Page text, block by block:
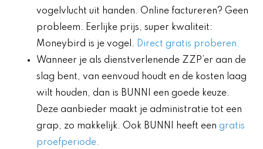
vogelvlucht uit handen. Online factureren? Geen
probleem. Eerlijke prijs, super kwaliteit:
Moneybird is je vogel. Direct gratis proberen.
Wanneer je als dienstverlenende ZZP’er aan de
slag bent, van eenvoud houdt en de kosten laag
wilt houden, dan is BUNNI een goede keuze.
Deze aanbieder maakt je administratie tot een
grap, zo makkelijk. Ook BUNNI heeft een gratis
proefperiode.